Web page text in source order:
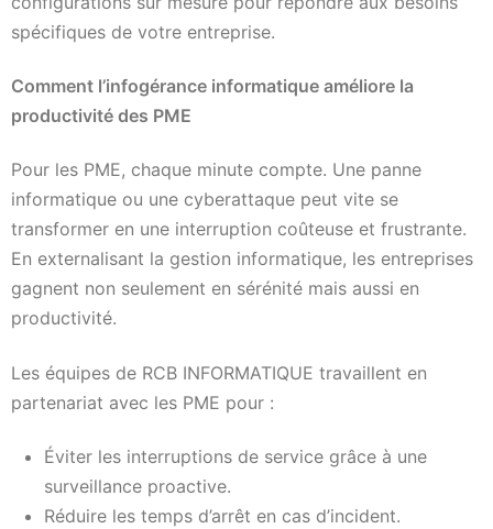
spécifiques de votre entreprise.
Comment l’infogérance informatique améliore la
productivité des PME
Pour les PME, chaque minute compte. Une panne
informatique ou une cyberattaque peut vite se
transformer en une interruption coûteuse et frustrante.
En externalisant la gestion informatique, les entreprises
gagnent non seulement en sérénité mais aussi en
productivité.
Les équipes de RCB INFORMATIQUE travaillent en
partenariat avec les PME pour :
Éviter les interruptions de service grâce à une
surveillance proactive.
Réduire les temps d’arrêt en cas d’incident.